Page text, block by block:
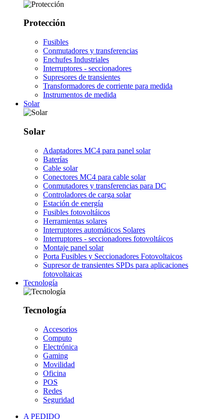
Protección
Fusibles
Conmutadores y transferencias
Enchufes Industriales
Interruptores - seccionadores
Supresores de transientes
Transformadores de corriente para medida
Instrumentos de medida
Solar
Solar
Adaptadores MC4 para panel solar
Baterías
Cable solar
Conectores MC4 para cable solar
Conmutadores y transferencias para DC
Controladores de carga solar
Estación de energía
Fusibles fotovoltáicos
Herramientas solares
Interruptores automáticos Solares
Interruptores - seccionadores fotovoltáicos
Montaje panel solar
Porta Fusibles y Seccionadores Fotovoltaicos
Supresor de transientes SPDs para aplicaciones
fotovoltaicas
Tecnología
Tecnología
Accesorios
Computo
Electrónica
Gaming
Movilidad
Oficina
POS
Redes
Seguridad
A PEDIDO